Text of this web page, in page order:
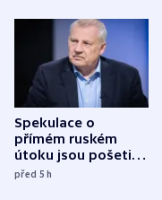
Spekulace o
přímém ruském
útoku jsou pošetilé,
míní estonský
před 5h